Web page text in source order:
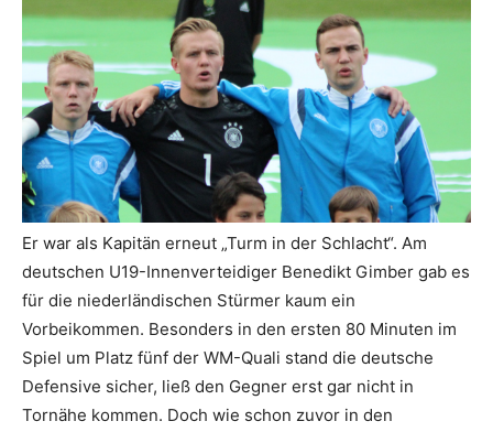
Er war als Kapitän erneut „Turm in der Schlacht“. Am
deutschen U19-Innenverteidiger Benedikt Gimber gab es
für die niederländischen Stürmer kaum ein
Vorbeikommen. Besonders in den ersten 80 Minuten im
Spiel um Platz fünf der WM-Quali stand die deutsche
Defensive sicher, ließ den Gegner erst gar nicht in
Tornähe kommen. Doch wie schon zuvor in den